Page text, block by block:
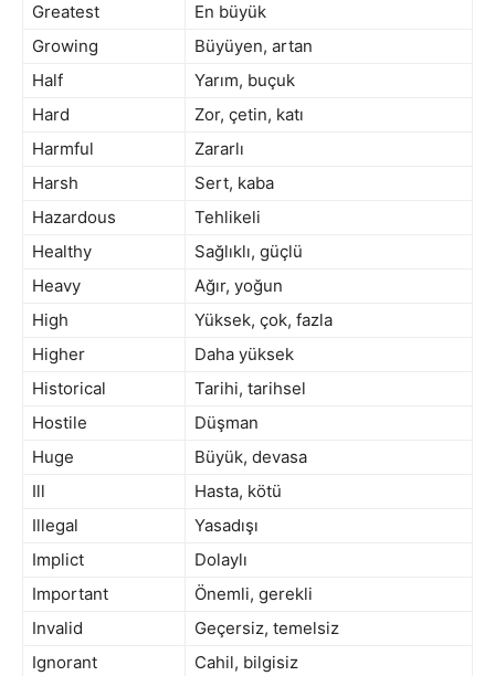
Greatest
En büyük
Growing
Büyüyen, artan
Half
Yarım, buçuk
Hard
Zor, çetin, katı
Harmful
Zararlı
Harsh
Sert, kaba
Hazardous
Tehlikeli
Healthy
Sağlıklı, güçlü
Heavy
Ağır, yoğun
High
Yüksek, çok, fazla
Higher
Daha yüksek
Historical
Tarihi, tarihsel
Hostile
Düşman
Huge
Büyük, devasa
Ill
Hasta, kötü
Illegal
Yasadışı
Implict
Dolaylı
Important
Önemli, gerekli
Invalid
Geçersiz, temelsiz
Ignorant
Cahil, bilgisiz